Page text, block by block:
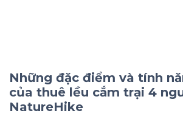
Những đặc điểm và tính
của thuê lều cắm trại 4
NatureHike